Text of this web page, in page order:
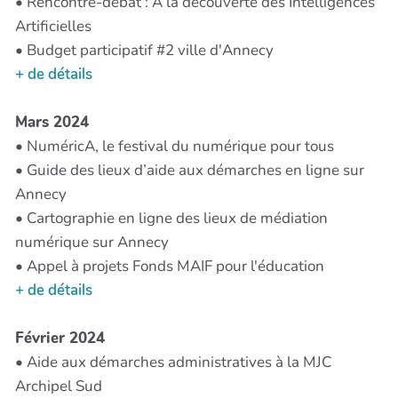
Artificielles
• Budget participatif #2 ville d'Annecy
+ de détails
Mars 2024
• NuméricA, le festival du numérique pour tous
• Guide des lieux d’aide aux démarches en ligne sur
Annecy
• Cartographie en ligne des lieux de médiation
numérique sur Annecy
• Appel à projets Fonds MAIF pour l'éducation
+ de détails
Février 2024
• Aide aux démarches administratives à la MJC
Archipel Sud